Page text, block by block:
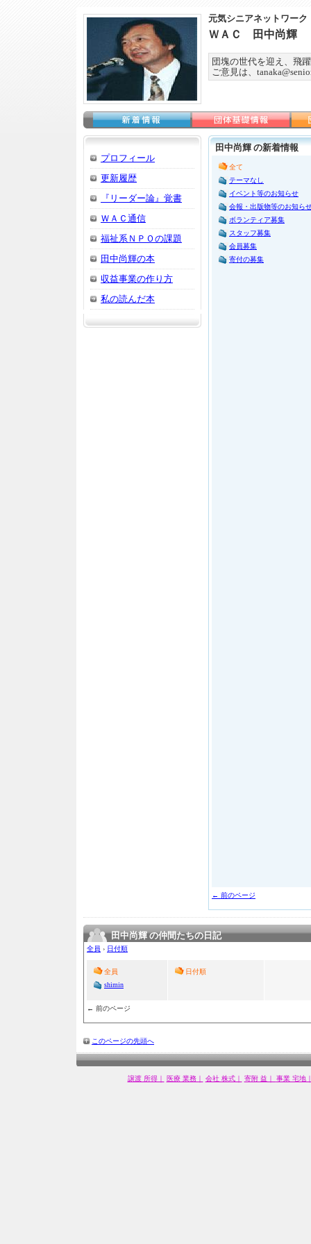
元気シニアネットワーク
ＷＡＣ 田中尚輝
団塊の世代を迎え、飛
ご意見は、
プロフィール
更新履歴
『リーダー論』覚書
ＷＡＣ通信
福祉系ＮＰＯの課題
田中尚輝の本
収益事業の作り方
私の読んだ本
田中尚輝 の新着情報
全て
テーマなし
イベント等のお知らせ
会報・出版物等のお知ら
ボランティア募集
スタッフ募集
会員募集
寄付の募集
← 前のページ
田中尚輝 の仲間たちの日記
全員 › 日付順
全員
shimin
日付順
← 前のページ
このページの先頭へ
譲渡 所得｜ 医療 業務｜ 会社 株式｜ 寄附 益｜ 事業 宅地